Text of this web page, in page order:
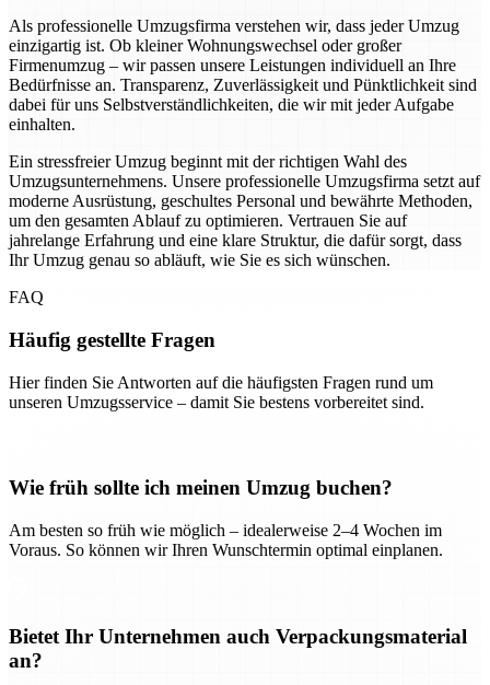
Als professionelle Umzugsfirma verstehen wir, dass jeder Umzug
einzigartig ist. Ob kleiner Wohnungswechsel oder großer
Firmenumzug – wir passen unsere Leistungen individuell an Ihre
Bedürfnisse an. Transparenz, Zuverlässigkeit und Pünktlichkeit sind
dabei für uns Selbstverständlichkeiten, die wir mit jeder Aufgabe
einhalten.
Ein stressfreier Umzug beginnt mit der richtigen Wahl des
Umzugsunternehmens. Unsere professionelle Umzugsfirma setzt auf
moderne Ausrüstung, geschultes Personal und bewährte Methoden,
um den gesamten Ablauf zu optimieren. Vertrauen Sie auf
jahrelange Erfahrung und eine klare Struktur, die dafür sorgt, dass
Ihr Umzug genau so abläuft, wie Sie es sich wünschen.
FAQ
Häufig gestellte Fragen
Hier finden Sie Antworten auf die häufigsten Fragen rund um
unseren Umzugsservice – damit Sie bestens vorbereitet sind.
Wie früh sollte ich meinen Umzug buchen?
Am besten so früh wie möglich – idealerweise 2–4 Wochen im
Voraus. So können wir Ihren Wunschtermin optimal einplanen.
Bietet Ihr Unternehmen auch Verpackungsmaterial
an?